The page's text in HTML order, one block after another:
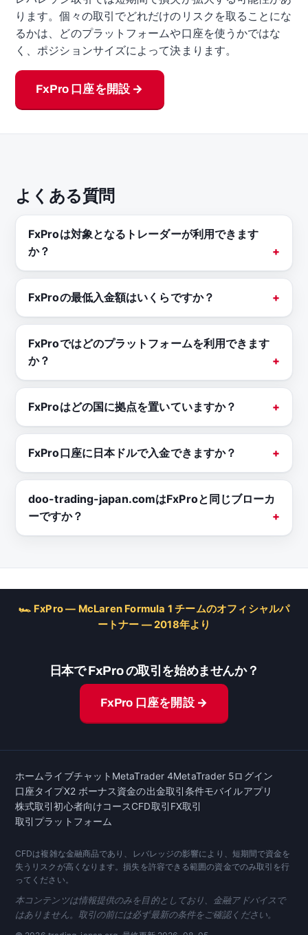
ります。個々の取引でどれだけのリスクを取ることにな
るかは、どのプラットフォームや口座を使うかではな
く、ポジションサイズによって決まります。
FxPro 口座を開設 →
よくある質問
FxProは対象となるトレーダーが利用できます
か？
FxProの最低入金額はいくらですか？
FxProではどのプラットフォームを利用できます
か？
FxProはどの国に拠点を置いていますか？
FxPro口座に日本ドルで入金できますか？
doo-trading-japan.comはFxProと同じブローカ
ーですか？
🏎 FxPro — McLaren Formula 1 チームのオフィシャルパ
ートナー — 2018年より
日本で FxPro の取引を始めませんか？
FxPro 口座を開設 →
ホームライブチャット MetaTrader 4MetaTrader 5ログイン
口座タイプX2 ボーナス資金の出金取引条件モバイルアプリ
株式取引初心者向けコースCFD取引 FX取引
取引プラットフォーム
CFDは複雑な金融商品であり、レバレッジの影響により、短期間で資金を
失うリスクが高くなります。損失を許容できる範囲の資金でのみ取引を行
ってください。
本コンテンツは情報提供のみを目的としており、金融アドバイスで
はありません。取引の前には必ず最新の条件をご確認ください。